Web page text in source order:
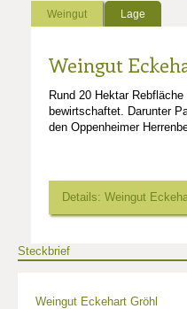
Weingut Lage
Weingut
Rund 20 Hektar
bewirtschaftet. Darunter
den Oppenheimer
Details: Weingut
Steckbrief
Weingut Eckehart Gröhl